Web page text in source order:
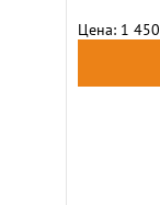
Цена: 1 450